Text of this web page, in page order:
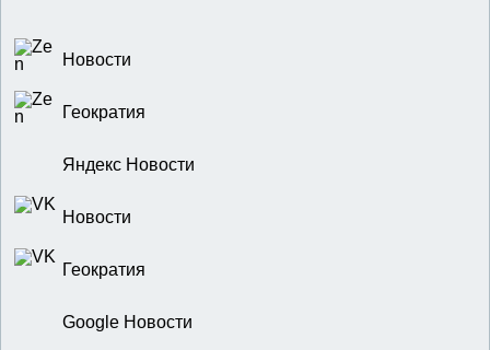
Новости
Геократия
Яндекс Новости
Новости
Геократия
Google Новости